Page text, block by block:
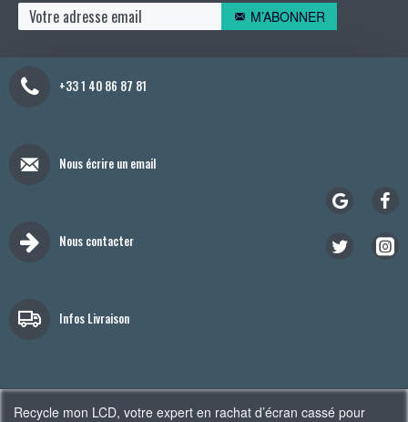
M’ABONNER
+33 1 40 86 87 81
Nous écrire un email
Nous contacter
Infos Livraison
Recycle mon LCD, votre expert en rachat d’écran cassé pour